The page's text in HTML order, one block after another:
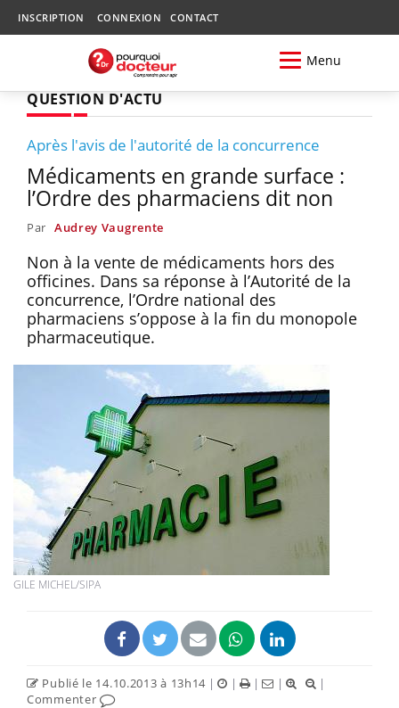
INSCRIPTION CONNEXION CONTACT
Menu
QUESTION D'ACTU
Après l'avis de l'autorité de la concurrence
Médicaments en grande surface :
l’Ordre des pharmaciens dit non
Par Audrey Vaugrente
Non à la vente de médicaments hors des
officines. Dans sa réponse à l’Autorité de la
concurrence, l’Ordre national des
pharmaciens s’oppose à la fin du monopole
pharmaceutique.
GILE MICHEL/SIPA
Publié le 14.10.2013 à 13h14 | | | |
|
Commenter